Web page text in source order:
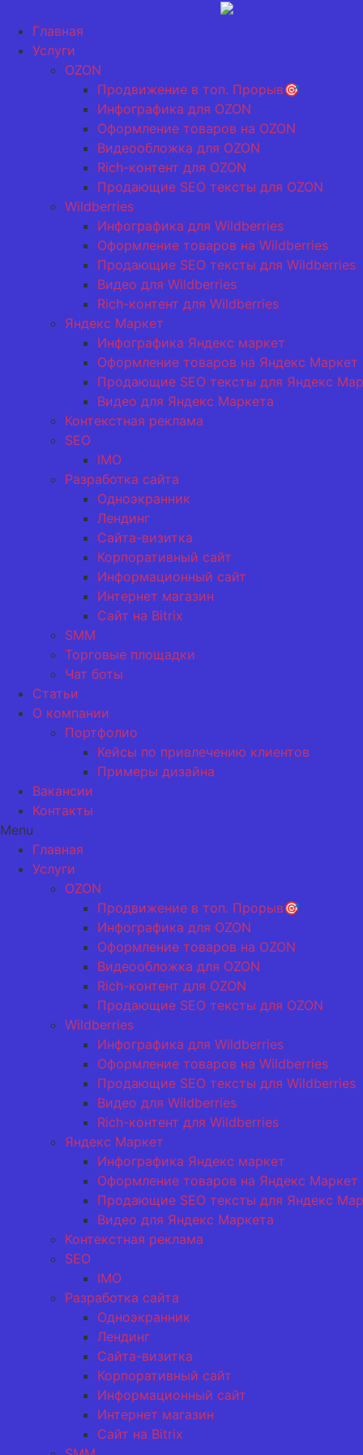
содержимому
Главная
Услуги
OZON
Продвижение в топ. Прорыв🎯
Инфографика для OZON
Оформление товаров на OZON
Видеообложка для OZON
Rich-контент для OZON
Продающие SEO тексты для OZON
Wildberries
Инфографика для Wildberries
Оформление товаров на Wildberries
Продающие SEO тексты для Wildberries
Видео для Wildberries
Rich-контент для Wildberries
Яндекс Маркет
Инфографика Яндекс маркет
Оформление товаров на Яндекс Маркет
Продающие SEO тексты для Яндекс
Видео для Яндекс Маркета
Контекстная реклама
SEO
IMO
Разработка сайта
Одноэкранник
Лендинг
Сайта-визитка
Корпоративный сайт
Информационный сайт
Интернет магазин
Сайт на Bitrix
SMM
Торговые площадки
Чат боты
Статьи
О компании
Портфолио
Кейсы по привлечению клиентов
Примеры дизайна
Вакансии
Контакты
Menu
Главная
Услуги
OZON
Продвижение в топ. Прорыв🎯
Инфографика для OZON
Оформление товаров на OZON
Видеообложка для OZON
Rich-контент для OZON
Продающие SEO тексты для OZON
Wildberries
Инфографика для Wildberries
Оформление товаров на Wildberries
Продающие SEO тексты для Wildberries
Видео для Wildberries
Rich-контент для Wildberries
Яндекс Маркет
Инфографика Яндекс маркет
Оформление товаров на Яндекс Маркет
Продающие SEO тексты для Яндекс
Видео для Яндекс Маркета
Контекстная реклама
SEO
IMO
Разработка сайта
Одноэкранник
Лендинг
Сайта-визитка
Корпоративный сайт
Информационный сайт
Интернет магазин
Сайт на Bitrix